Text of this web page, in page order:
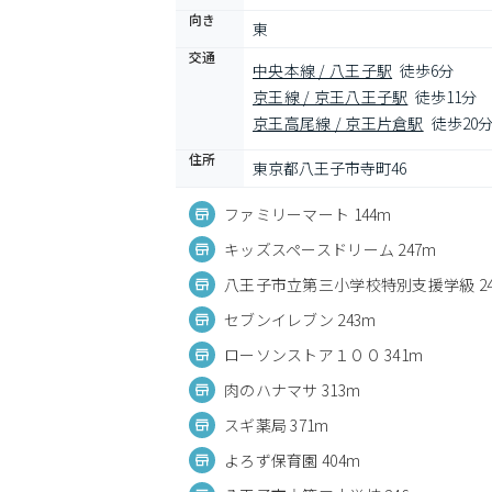
向き 東
交通
中央本線 / 八王子駅 徒歩6分
京王線 / 京王八王子駅 徒歩11分
京王高尾線 / 京王片倉駅 徒歩20分
住所 東京都八王子市寺町46
ファミリーマート 144m
キッズスペースドリーム 247m
八王子市立第三小学校特別支援学級
セブンイレブン 243m
ローソンストア１００ 341m
肉のハナマサ 313m
スギ薬局 371m
よろず保育園 404m